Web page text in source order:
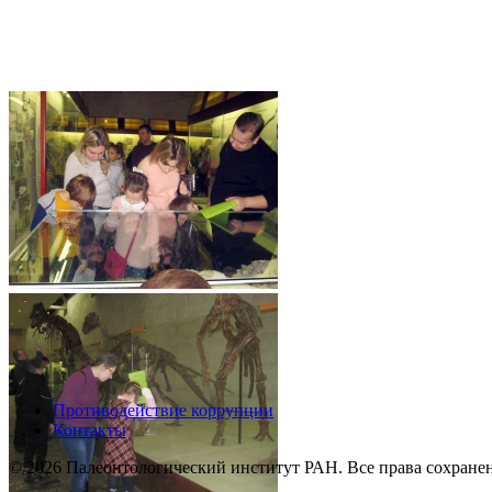
Противодействие коррупции
Контакты
© 2026 Палеонтологический институт РАН. Все права